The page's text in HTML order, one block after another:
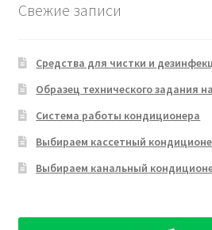
Свежие записи
Средства для чистки и
Образец технического задания
Система работы кондиционера
Выбираем кассетный
Выбираем канальный